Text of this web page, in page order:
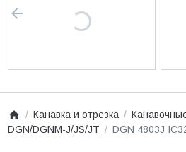
Канавка и отрезка
DGN/DGNM-J/JS/JT
DGN 4803J